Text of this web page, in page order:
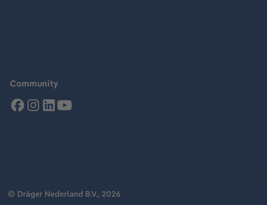
Community
© Dräger Nederland B.V., 2026